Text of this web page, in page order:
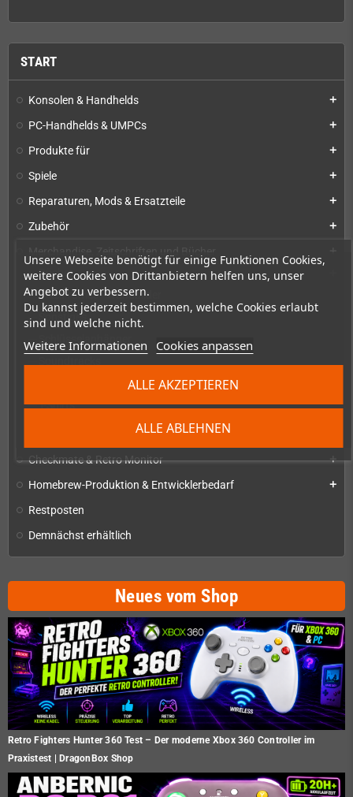
Unsere Webseite benötigt für einige Funktionen Cookies,
weitere Cookies von Drittanbietern helfen uns, unser
Angebot zu verbessern.
Du kannst jederzeit bestimmen, welche Cookies erlaubt
sind und welche nicht.
Weitere Informationen Cookies anpassen
ALLE ABLEHNEN
ALLE AKZEPTIEREN
START
Konsolen & Handhelds add
PC-Handhelds & UMPCs add
Produkte für add
Spiele add
Reparaturen, Mods & Ersatzteile add
Zubehör add
Bücher
PixelFrames - Wandbilder
Sonstiges
Schlüsselanhänger
T-Shirts
Zeitschriften & Magazine
Checkmate & Retro Monitor add
Homebrew-Produktion & Entwicklerbedarf add
Restposten
Demnächst erhältlich
Neues vom Shop
Retro Fighters Hunter 360 Test – Der moderne Xbox 360 Controller im
Praxistest | DragonBox Shop